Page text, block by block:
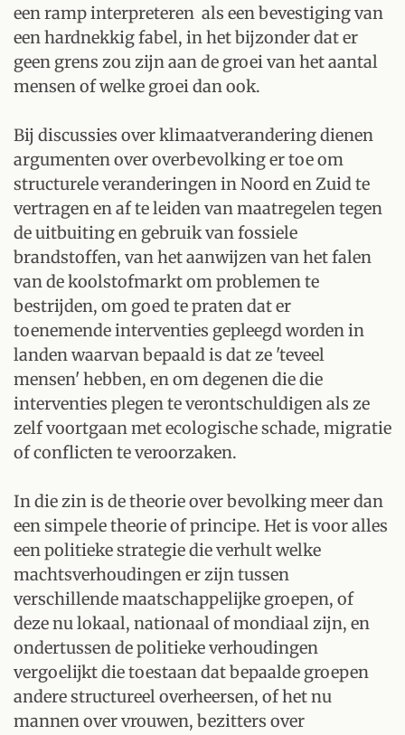
een ramp interpreteren als een bevestiging van
een hardnekkig fabel, in het bijzonder dat er
geen grens zou zijn aan de groei van het aantal
mensen of welke groei dan ook.
Bij discussies over klimaatverandering dienen
argumenten over overbevolking er toe om
structurele veranderingen in Noord en Zuid te
vertragen en af te leiden van maatregelen tegen
de uitbuiting en gebruik van fossiele
brandstoffen, van het aanwijzen van het falen
van de koolstofmarkt om problemen te
bestrijden, om goed te praten dat er
toenemende interventies gepleegd worden in
landen waarvan bepaald is dat ze 'teveel
mensen' hebben, en om degenen die die
interventies plegen te verontschuldigen als ze
zelf voortgaan met ecologische schade, migratie
of conflicten te veroorzaken.
In die zin is de theorie over bevolking meer dan
een simpele theorie of principe. Het is voor alles
een politieke strategie die verhult welke
machtsverhoudingen er zijn tussen
verschillende maatschappelijke groepen, of
deze nu lokaal, nationaal of mondiaal zijn, en
ondertussen de politieke verhoudingen
vergoelijkt die toestaan dat bepaalde groepen
andere structureel overheersen, of het nu
mannen over vrouwen, bezitters over